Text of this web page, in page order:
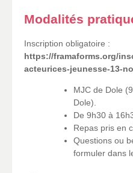
Modalités
Inscription obligatoire :
https://framaforms.org/
acteurices-jeunesse-13-
MJC de Dole
Dole).
De 9h30 à
Repas pris en
Questions ou
formuler dans